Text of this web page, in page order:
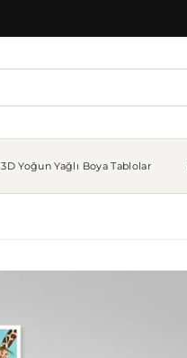
3D Yoğun Yağlı Boya Tablolar